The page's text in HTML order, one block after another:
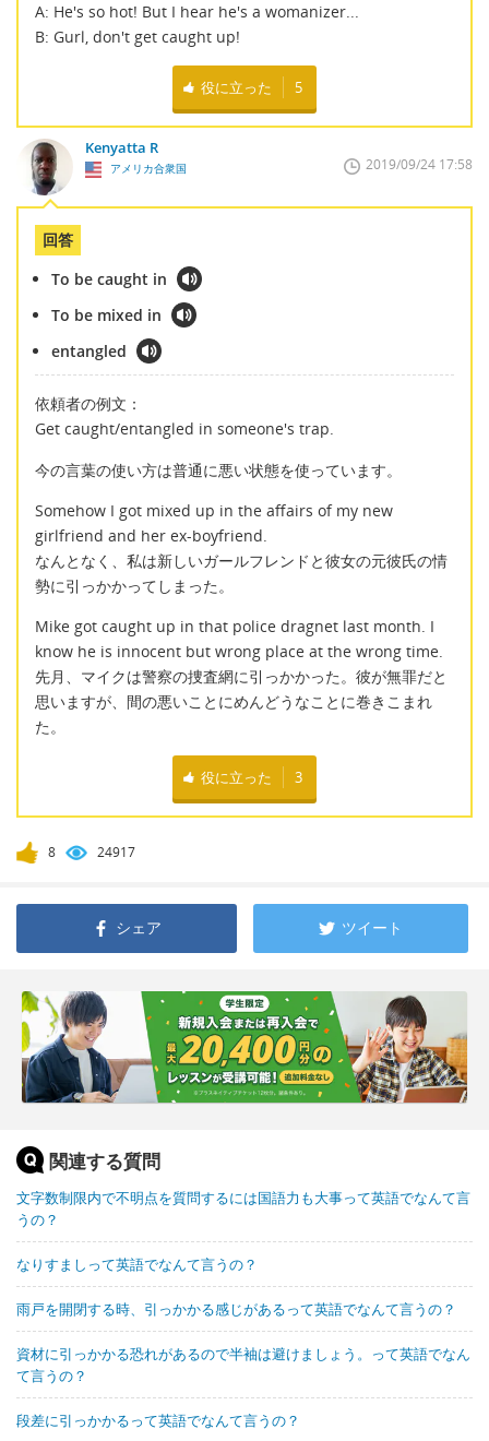
A: He's so hot! But I hear he's a womanizer...
B: Gurl, don't get caught up!
役に立った 5
Kenyatta R
アメリカ合衆国 2019/09/24 17:58
回答
To be caught in
To be mixed in
entangled
依頼者の例文：
Get caught/entangled in someone's trap.
今の言葉の使い方は普通に悪い状態を使っています。
Somehow I got mixed up in the affairs of my new
girlfriend and her ex-boyfriend.
なんとなく、私は新しいガールフレンドと彼女の元彼氏の情
勢に引っかかってしまった。
Mike got caught up in that police dragnet last month. I
know he is innocent but wrong place at the wrong time.
先月、マイクは警察の捜査網に引っかかった。彼が無罪だと
思いますが、間の悪いことにめんどうなことに巻きこまれ
た。
役に立った 3
8 24917
シェア ツイート
関連する質問
文字数制限内で不明点を質問するには国語力も大事って英語でなんて言
うの？
なりすましって英語でなんて言うの？
雨戸を開閉する時、引っかかる感じがあるって英語でなんて言うの？
資材に引っかかる恐れがあるので半袖は避けましょう。って英語でなん
て言うの？
段差に引っかかるって英語でなんて言うの？